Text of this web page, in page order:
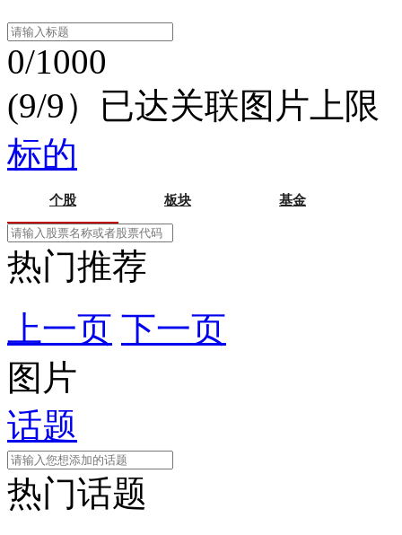
0/1000
(9/9）已达关联图片上限
标的
个股 板块 基金
热门推荐
上一页 下一页
图片
话题
热门话题